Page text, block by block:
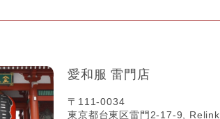
愛和服 雷門店
〒111-0034
東京都台東区雷門2-17-9, Relink